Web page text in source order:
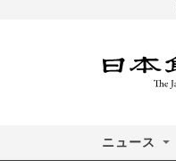
ニュース